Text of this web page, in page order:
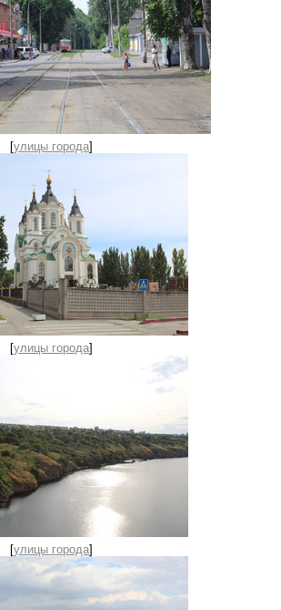
[улицы города]
[улицы города]
[улицы города]